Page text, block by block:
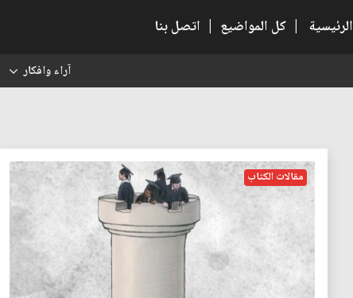
الرئيسية | كل المواضيع | اتصل بنا
آراء وافكار
مقالات الكتاب